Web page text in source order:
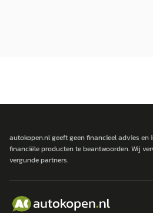
autokopen.nl geeft geen financieel advies en
financiële producten te beantwoorden. Wij
vergunde partners.